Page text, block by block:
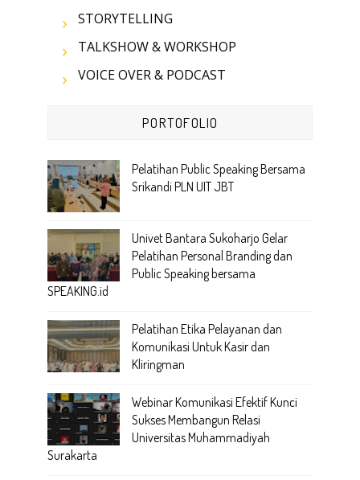
STORYTELLING
TALKSHOW & WORKSHOP
VOICE OVER & PODCAST
PORTOFOLIO
Pelatihan Public Speaking Bersama
Srikandi PLN UIT JBT
Univet Bantara Sukoharjo Gelar
Pelatihan Personal Branding dan
Public Speaking bersama
SPEAKING.id
Pelatihan Etika Pelayanan dan
Komunikasi Untuk Kasir dan
Kliringman
Webinar Komunikasi Efektif Kunci
Sukses Membangun Relasi
Universitas Muhammadiyah
Surakarta